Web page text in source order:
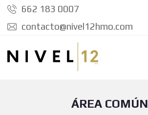
662 183 0007
contacto@nivel12hmo.com
ÁREA COMÚN